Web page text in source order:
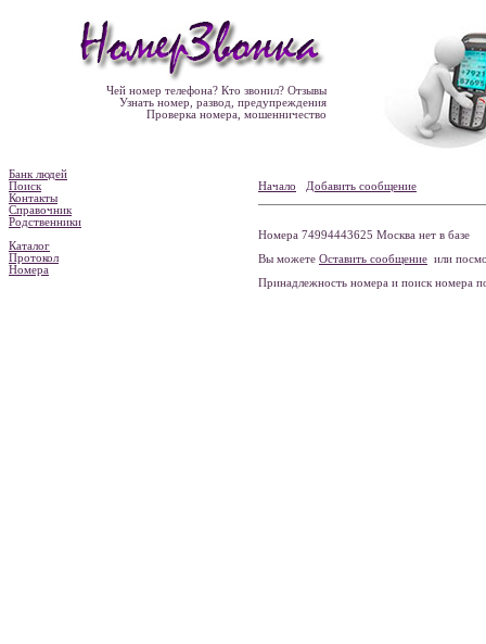
Чей номер телефона? Кто звонил? Отзывы
Узнать номер, развод, предупреждения
Проверка номера, мошенничество
Банк людей
Поиск
Контакты
Справочник
Родственники
Каталог
Протокол
Номера
Начало Добавить сообщение
Номера 74994443625 Москва нет в базе
Вы можете Оставить сообщение или
Принадлежность номера и поиск номера